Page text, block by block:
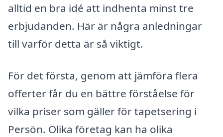
alltid en bra idé att indhenta minst tre
erbjudanden. Här är några anledningar
till varför detta är så viktigt.
För det första, genom att jämföra flera
offerter får du en bättre förståelse för
vilka priser som gäller för tapetsering i
Persön. Olika företag kan ha olika